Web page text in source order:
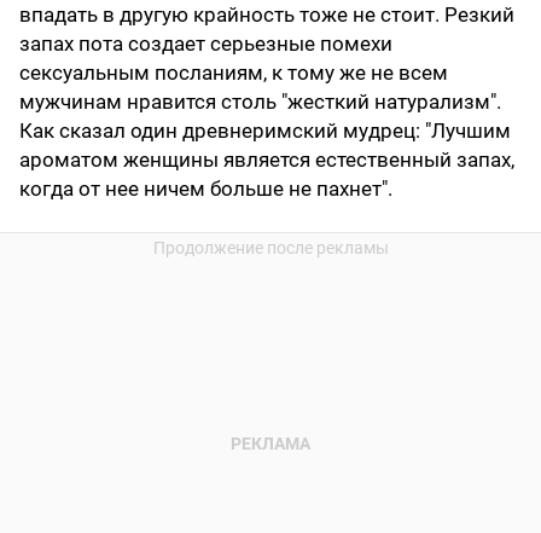
впадать в другую крайность тоже не стоит. Резкий
запах пота создает серьезные помехи
сексуальным посланиям, к тому же не всем
мужчинам нравится столь "жесткий натурализм".
Как сказал один древнеримский мудрец: "Лучшим
ароматом женщины является естественный запах,
когда от нее ничем больше не пахнет".